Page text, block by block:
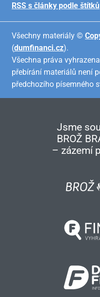
RSS s články podle štítků
Všechny materiály ©
(dumfinanci.cz).
Všechna práva
přebírání materiálů není
předchozího písemného
Jsme
BROŽ
– zázemí